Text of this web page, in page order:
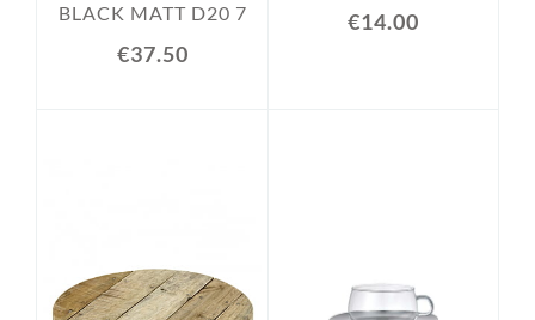
BLACK MATT D20 7
€37.50
€14.00